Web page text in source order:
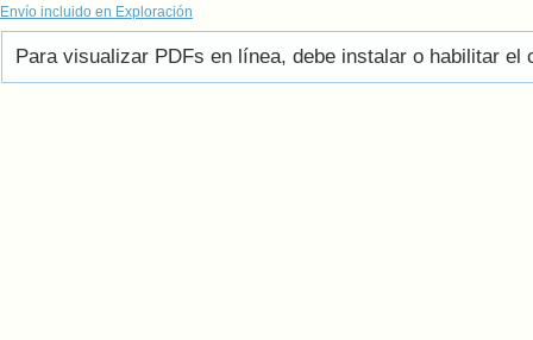
Envío incluido en Exploración
Para visualizar PDFs en línea, debe instalar o habilitar el